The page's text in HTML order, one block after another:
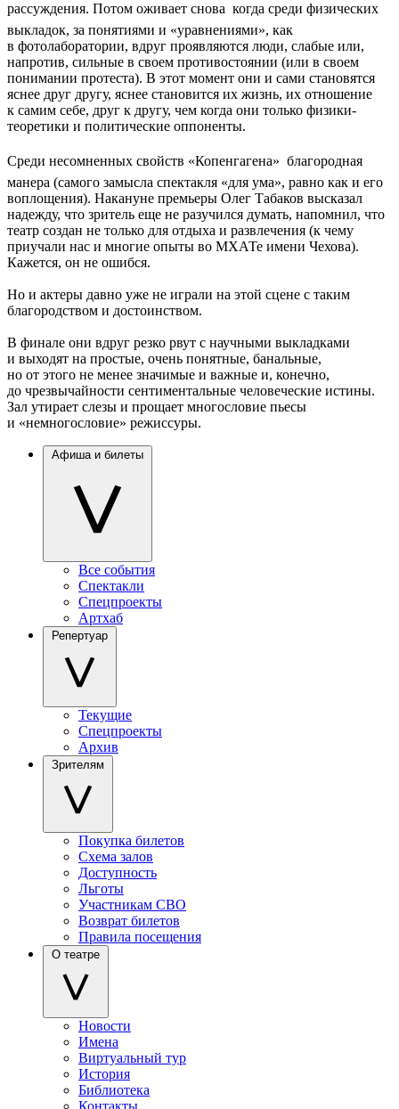
рассуждения. Потом оживает снова  когда среди физических
выкладок, за понятиями и «уравнениями», как
в фотолаборатории, вдруг проявляются люди, слабые или,
напротив, сильные в своем противостоянии (или в своем
понимании протеста). В этот момент они и сами становятся
яснее друг другу, яснее становится их жизнь, их отношение
к самим себе, друг к другу, чем когда они только физики-
теоретики и политические оппоненты.
Среди несомненных свойств «Копенгагена»  благородная
манера (самого замысла спектакля «для ума», равно как и его
воплощения). Накануне премьеры Олег Табаков высказал
надежду, что зритель еще не разучился думать, напомнил, что
театр создан не только для отдыха и развлечения (к чему
приучали нас и многие опыты во МХАТе имени Чехова).
Кажется, он не ошибся.
Но и актеры давно уже не играли на этой сцене с таким
благородством и достоинством.
В финале они вдруг резко рвут с научными выкладками
и выходят на простые, очень понятные, банальные,
но от этого не менее значимые и важные и, конечно,
до чрезвычайности сентиментальные человеческие истины.
Зал утирает слезы и прощает многословие пьесы
и «немногословие» режиссуры.
Афиша и билеты
Все события
Спектакли
Спецпроекты
Артхаб
Репертуар
Текущие
Спецпроекты
Архив
Зрителям
Покупка билетов
Схема залов
Доступность
Льготы
Участникам СВО
Возврат билетов
Правила посещения
О театре
Новости
Имена
Виртуальный тур
История
Библиотека